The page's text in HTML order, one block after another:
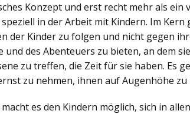
Konzept und erst recht mehr als ein
in der Arbeit mit Kindern. Im
der Kinder zu folgen und nicht gegen
des Abenteuers zu bieten, an dem
zu treffen, die Zeit für sie haben. Es
zu nehmen, ihnen auf Augenhöhe
es den Kindern möglich, sich in